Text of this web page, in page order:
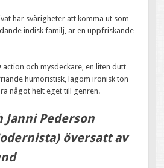
har svårigheter att komma ut som
indisk familj, är en uppfriskande
action och mysdeckare, en liten dutt
humoristisk, lagom ironisk ton
något helt eget till genren.
Janni Pederson
översatt av